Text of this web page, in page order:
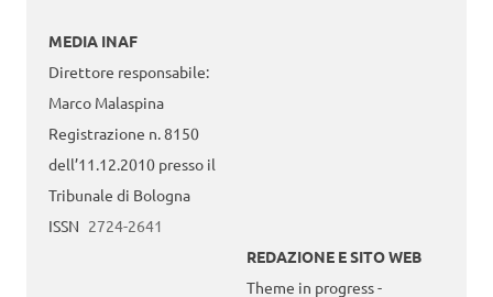
MEDIA INAF
Direttore responsabile:
Marco Malaspina
Registrazione n. 8150
dell’11.12.2010 presso il
Tribunale di Bologna
ISSN 2724-2641
REDAZIONE E SITO WEB
Theme in progress -